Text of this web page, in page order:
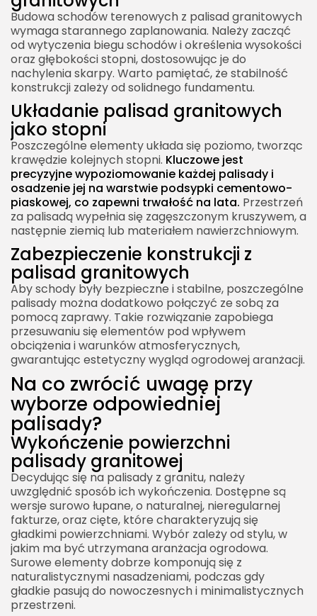
Budowa schodów terenowych z palisad granitowych
wymaga starannego zaplanowania. Należy zacząć
od wytyczenia biegu schodów i określenia wysokości
oraz głębokości stopni, dostosowując je do
nachylenia skarpy. Warto pamiętać, że stabilność
konstrukcji zależy od solidnego fundamentu.
Układanie palisad granitowych
jako stopni
Poszczególne elementy układa się poziomo, tworząc
krawędzie kolejnych stopni. Kluczowe jest
precyzyjne wypoziomowanie każdej palisady i
osadzenie jej na warstwie podsypki cementowo-
piaskowej, co zapewni trwałość na lata. Przestrzeń
za palisadą wypełnia się zagęszczonym kruszywem, a
następnie ziemią lub materiałem nawierzchniowym.
Zabezpieczenie konstrukcji z
palisad granitowych
Aby schody były bezpieczne i stabilne, poszczególne
palisady można dodatkowo połączyć ze sobą za
pomocą zaprawy. Takie rozwiązanie zapobiega
przesuwaniu się elementów pod wpływem
obciążenia i warunków atmosferycznych,
gwarantując estetyczny wygląd ogrodowej aranżacji.
Na co zwrócić uwagę przy
wyborze odpowiedniej
palisady?
Wykończenie powierzchni
palisady granitowej
Decydując się na palisady z granitu, należy
uwzględnić sposób ich wykończenia. Dostępne są
wersje surowo łupane, o naturalnej, nieregularnej
fakturze, oraz cięte, które charakteryzują się
gładkimi powierzchniami. Wybór zależy od stylu, w
jakim ma być utrzymana aranżacja ogrodowa.
Surowe elementy dobrze komponują się z
naturalistycznymi nasadzeniami, podczas gdy
gładkie pasują do nowoczesnych i minimalistycznych
przestrzeni.